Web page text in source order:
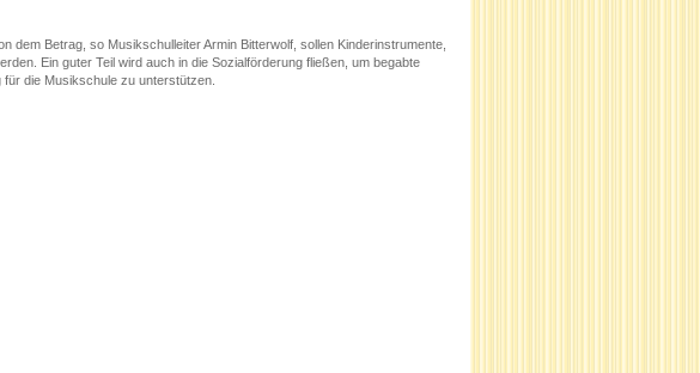
dem Betrag, so Musikschulleiter Armin Bitterwolf, sollen Kinderinstrumente,
Ein guter Teil wird auch in die Sozialförderung fließen, um begabte
die Musikschule zu unterstützen.